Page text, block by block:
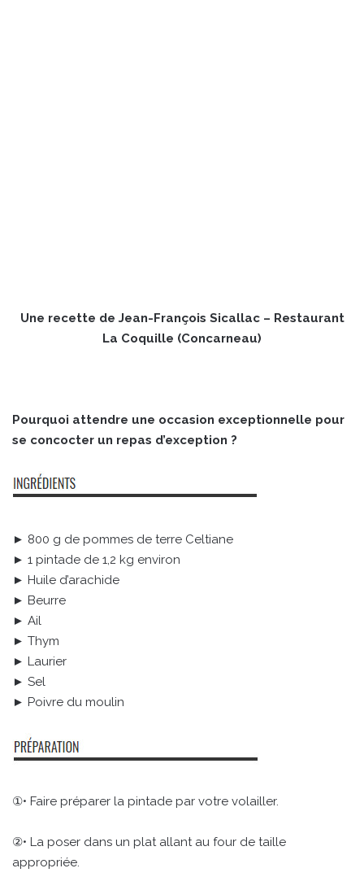
Une recette de Jean-François Sicallac – Restaurant
La Coquille (Concarneau)
Pourquoi attendre une occasion exceptionnelle pour
se concocter un repas d’exception ?
► 800 g de pommes de terre Celtiane
► 1 pintade de 1,2 kg environ
► Huile d’arachide
► Beurre
► Ail
► Thym
► Laurier
► Sel
► Poivre du moulin
①• Faire préparer la pintade par votre volailler.
②• La poser dans un plat allant au four de taille
appropriée.